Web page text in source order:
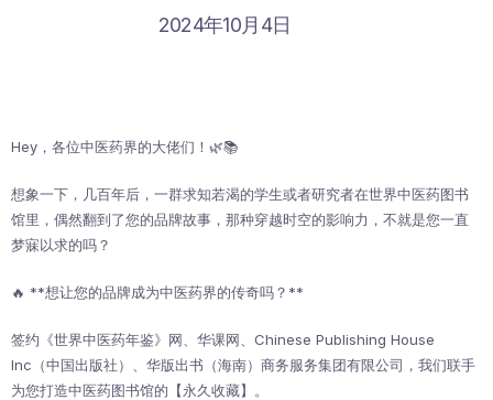
2024年10月4日
Hey，各位中医药界的大佬们！🌿📚
想象一下，几百年后，一群求知若渴的学生或者研究者在世界中医药图书
馆里，偶然翻到了您的品牌故事，那种穿越时空的影响力，不就是您一直
梦寐以求的吗？
🔥 **想让您的品牌成为中医药界的传奇吗？**
签约《世界中医药年鉴》网、华课网、Chinese Publishing House
Inc（中国出版社）、华版出书（海南）商务服务集团有限公司，我们联手
为您打造中医药图书馆的【永久收藏】。